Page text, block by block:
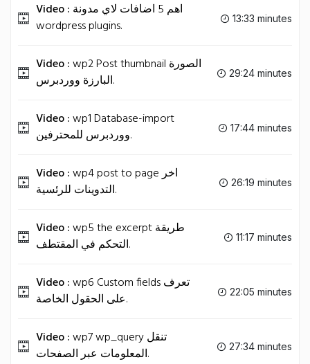
Video :
wordpress plugins.
13:33 minutes
Video :wp2 Post thumbnail الصورة
البارزة ووردبرس.
29:24 minutes
Video :wp1 Database-import
ووردبرس للمحترفين.
17:44 minutes
Video :wp4 post to page اخر
التدوينات للرئسية.
26:19 minutes
Video :wp5 the excerpt طريقة
التحكم في المقتطف.
11:17 minutes
Video :wp6 Custom fields تعرف
على الحقول الخاصة.
22:05 minutes
Video :wp7 wp_query تنقل
المعلومات عبر الصفحات.
27:34 minutes